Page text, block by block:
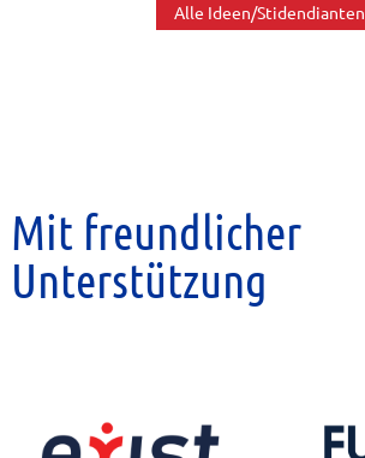
Alle Ideen/Stidendianten
Mit freundlicher
Unterstützung